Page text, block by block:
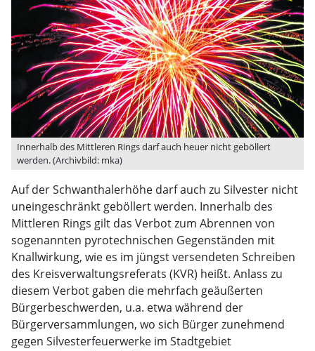
Innerhalb des Mittleren Rings darf auch heuer nicht geböllert
werden. (Archivbild: mka)
Auf der Schwanthalerhöhe darf auch zu Silvester nicht
uneingeschränkt geböllert werden. Innerhalb des
Mittleren Rings gilt das Verbot zum Abrennen von
sogenannten pyrotechnischen Gegenständen mit
Knallwirkung, wie es im jüngst versendeten Schreiben
des Kreisverwaltungsreferats (KVR) heißt. Anlass zu
diesem Verbot gaben die mehrfach geäußerten
Bürgerbeschwerden, u.a. etwa während der
Bürgerversammlungen, wo sich Bürger zunehmend
gegen Silvesterfeuerwerke im Stadtgebiet